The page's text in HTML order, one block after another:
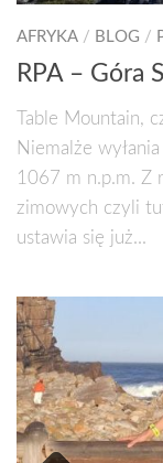
AFRYKA / BLOG /
RPA – Góra
Table Mountain,
Niemalże
1067 m n.p.m. Z
zimowych czyli
ustawia się już...